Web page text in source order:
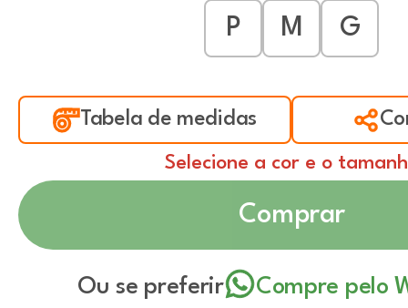
P
M G
Tabela de medidas
Selecione a cor e o
Comprar
Ou se preferir Compre pelo